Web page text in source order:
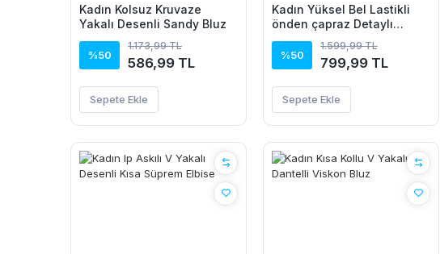
Kadın Kolsuz Kruvaze
Yakalı Desenli Sandy Bluz
%50
1.173,99 TL
586,99 TL
Sepete Ekle
Kadın Yüksel Bel Lastikli
önden çapraz Detaylı
Sandy Pantolon
%50
1.599,99 TL
799,99 TL
Sepete Ekle